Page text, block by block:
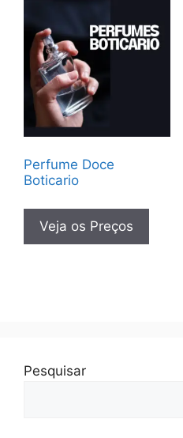
Perfume Doce
Boticario
Veja os Preços
Pesquisar